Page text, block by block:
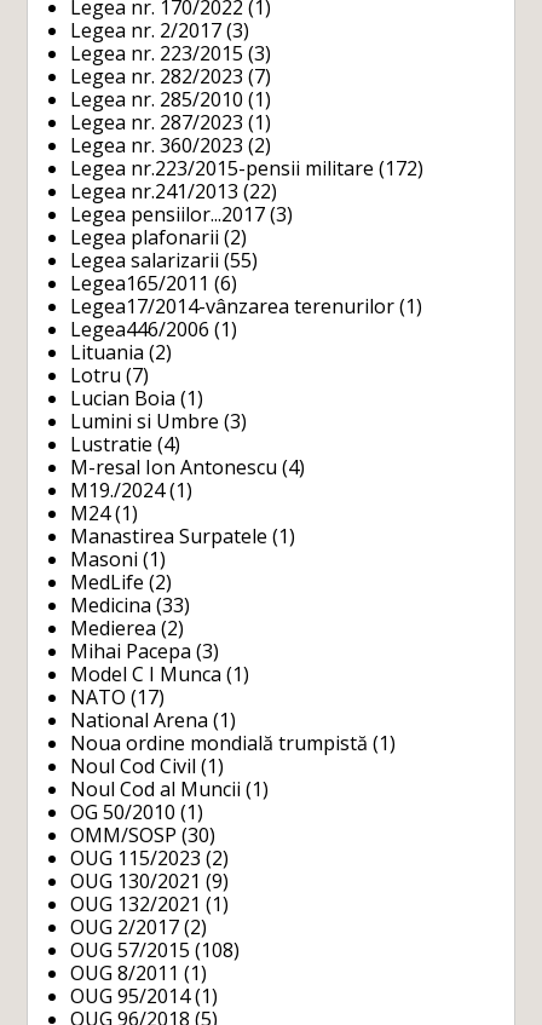
Legea nr. 170/2022 (1)
Legea nr. 2/2017 (3)
Legea nr. 223/2015 (3)
Legea nr. 282/2023 (7)
Legea nr. 285/2010 (1)
Legea nr. 287/2023 (1)
Legea nr. 360/2023 (2)
Legea nr.223/2015-pensii militare (172)
Legea nr.241/2013 (22)
Legea pensiilor...2017 (3)
Legea plafonarii (2)
Legea salarizarii (55)
Legea165/2011 (6)
Legea17/2014-vânzarea terenurilor (1)
Legea446/2006 (1)
Lituania (2)
Lotru (7)
Lucian Boia (1)
Lumini si Umbre (3)
Lustratie (4)
M-resal Ion Antonescu (4)
M19./2024(1)
M24(1)
Manastirea Surpatele (1)
Masoni (1)
MedLife (2)
Medicina (33)
Medierea (2)
Mihai Pacepa (3)
Model C I Munca (1)
NATO (17)
National Arena (1)
Noua ordine mondială trumpistă (1)
Noul Cod Civil (1)
Noul Cod al Muncii (1)
OG 50/2010 (1)
OMM/SOSP (30)
OUG 115/2023 (2)
OUG 130/2021 (9)
OUG 132/2021 (1)
OUG 2/2017 (2)
OUG 57/2015 (108)
OUG 8/2011 (1)
OUG 95/2014(1)
OUG 96/2018 (5)